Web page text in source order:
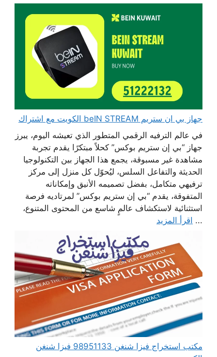
جهاز بي ان ستريم beIN STREAM الكويت مع اشتراك
في عالم الترفيه الرقمي المتطور الذي تعيشه اليوم، يبرز
جهاز “بي إن ستريم بوكس” كحلاً مبتكرًا يقدم تجربة
مشاهدة غير مسبوقة، يجمع هذا الجهاز بين التكنولوجيا
الحديثة والتفاعل السلس، ليُحوّل كل منزل إلى مركز
ترفيهي متكامل، بفضل تصميمه الأنيق وإمكاناته
المتفوقة، يقدم “بي إن ستريم بوكس” لمرتاديه فرصة
استثنائية لاستكشاف عالمٍ شاسع من المحتوى المتنوع،
... اقرأ المزيد
مكتب استخراج فيزا شنغن 98951133 فيزا شنغن